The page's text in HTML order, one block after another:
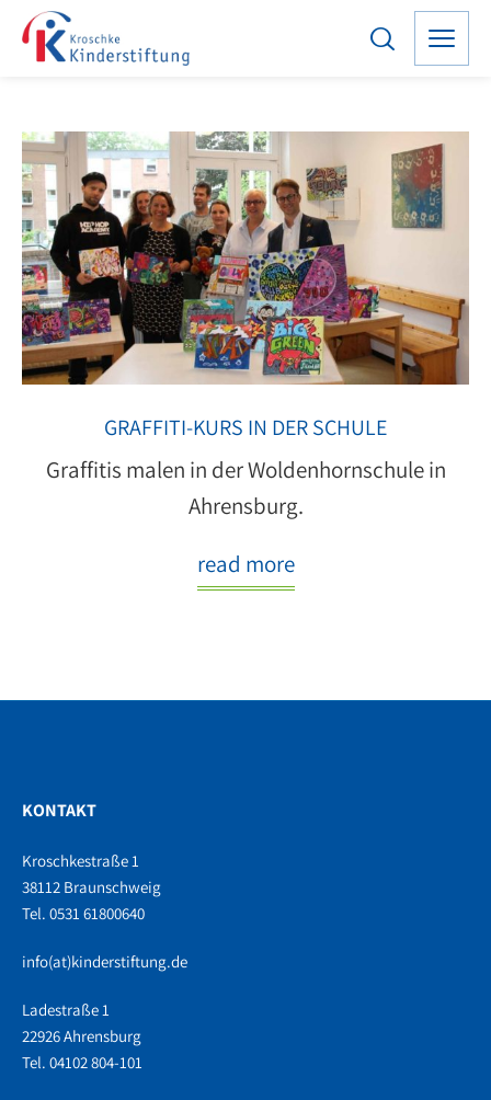
GRAFFITI-KURS IN DER SCHULE
Graffitis malen in der Woldenhornschule in
Ahrensburg.
read more
KONTAKT
Kroschkestraße 1
38112 Braunschweig
Tel. 0531 61800640
info(at)kinderstiftung.de
Ladestraße 1
22926 Ahrensburg
Tel. 04102 804-101